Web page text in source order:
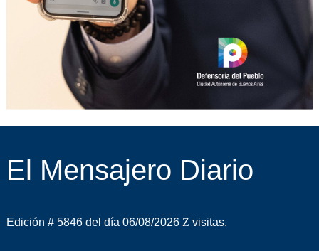
El Mensajero Diario
Edición # 5846 del día 06/08/2026 visitas.